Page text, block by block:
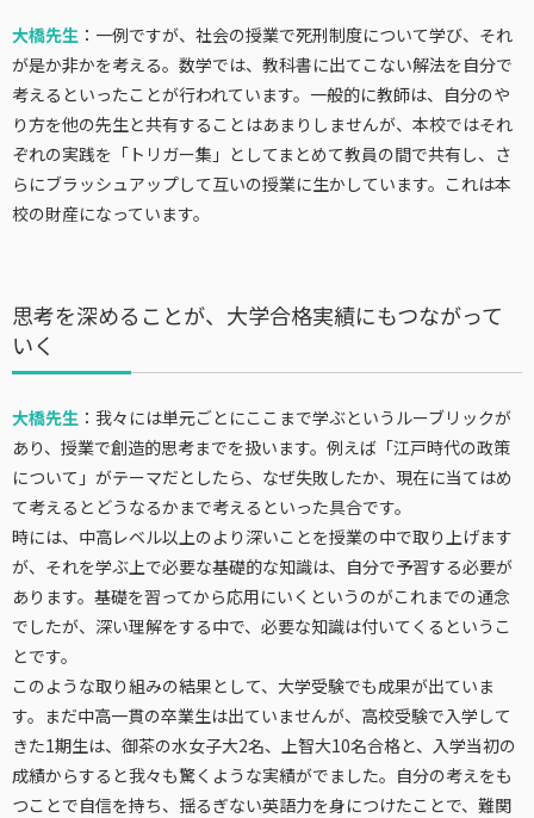
大橋先生 ：一例ですが、社会の授業で死刑制度について学び、それ
が是か非かを考える。数学では、教科書に出てこない解法を自分で
考えるといったことが行われています。一般的に教師は、自分のや
り方を他の先生と共有することはあまりしませんが、本校ではそれ
ぞれの実践を「トリガー集」としてまとめて教員の間で共有し、さ
らにブラッシュアップして互いの授業に生かしています。これは本
校の財産になっています。
思考を深めることが、大学合格実績にもつながって
いく
大橋先生 ：我々には単元ごとにここまで学ぶというルーブリックが
あり、授業で創造的思考までを扱います。例えば「江戸時代の政策
について」がテーマだとしたら、なぜ失敗したか、現在に当てはめ
て考えるとどうなるかまで考えるといった具合です。
時には、中高レベル以上のより深いことを授業の中で取り上げます
が、それを学ぶ上で必要な基礎的な知識は、自分で予習する必要が
あります。基礎を習ってから応用にいくというのがこれまでの通念
でしたが、深い理解をする中で、必要な知識は付いてくるというこ
とです。
このような取り組みの結果として、大学受験でも成果が出ていま
す。まだ中高一貫の卒業生は出ていませんが、高校受験で入学して
きた1期生は、御茶の水女子大2名、上智大10名合格と、入学当初の
成績からすると我々も驚くような実績がでました。自分の考えをも
つことで自信を持ち、揺るぎない英語力を身につけたことで、難関